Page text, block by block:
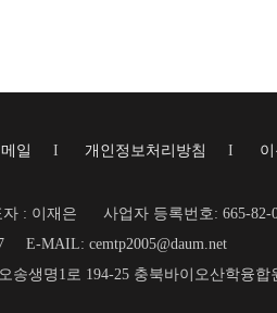
일 I 개인정보처리방침 I
자 : 이재은
사업자 등록번호: 665-82-
E-MAIL: cemtp2005@daum.net
송생명1로 194-25 충북바이오산학융합